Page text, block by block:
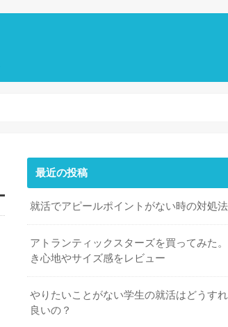
最近の投稿
就活でアピールポイントがない時の対処法
アトランティックスターズを買ってみた
き心地やサイズ感をレビュー
やりたいことがない学生の就活はどうす
良いの？